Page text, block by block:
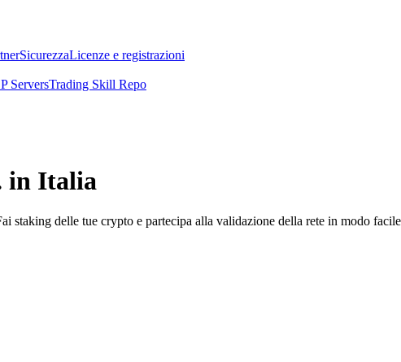
SicurezzaLicenze e registrazioni
ServersTrading Skill Repo
in Italia
staking delle tue crypto e partecipa alla validazione della rete in modo